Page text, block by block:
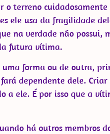
o terreno
ele usa da fragilidade
na verdade não possui,
futura vítima.
forma ou de outra,
dependente dele.
a ele. É por isso que a
há outros membros